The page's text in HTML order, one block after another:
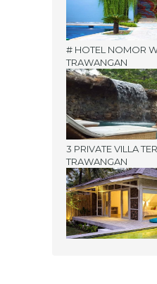
# HOTEL NOMOR
TRAWANGAN
3 PRIVATE VILLA
TRAWANGAN